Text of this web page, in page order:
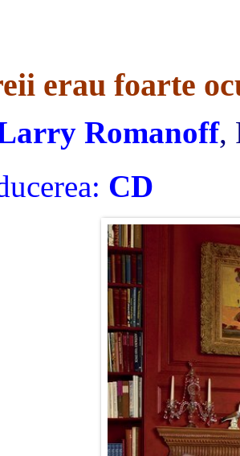
erau foarte
Romanoff,
CD